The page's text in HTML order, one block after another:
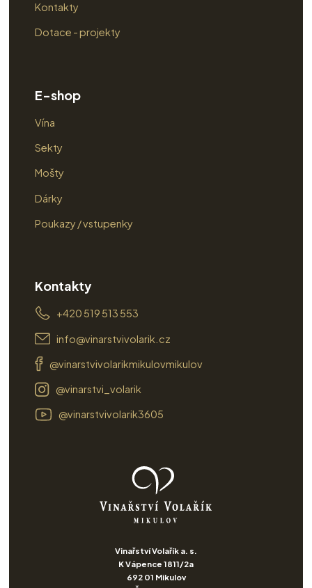
Kontakty
Dotace - projekty
E-shop
Vína
Sekty
Mošty
Dárky
Poukazy / vstupenky
Kontakty
+420 519 513 553
info@vinarstvivolarik.cz
@vinarstvivolarikmikulovmikulov
@vinarstvi_volarik
@vinarstvivolarik3605
Vinařství Volařík a. s.
K Vápence 1811/2a
692 01 Mikulov